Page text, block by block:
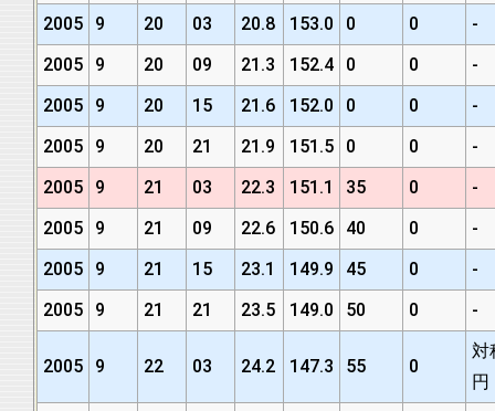
2005
9 20 03 20.8 153.0 0 0
-
2005
9 20 09 21.3 152.4 0 0
-
2005
9 20 15 21.6 152.0 0 0
-
2005
9 20 21 21.9 151.5 0 0
-
2005
9 21 03 22.3 151.1 35 0
-
2005
9 21 09 22.6 150.6 40 0
-
2005
9 21 15 23.1 149.9 45 0
-
2005
9 21 21 23.5 149.0 50 0 -
2005 9 22 03 24.2 147.3 55 0
対
円